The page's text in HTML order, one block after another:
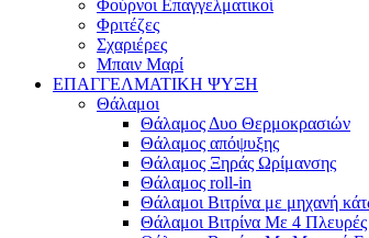
Φούρνοι Επαγγελματικοί
Φριτέζες
Σχαριέρες
Μπαιν Μαρί
ΕΠΑΓΓΕΛΜΑΤΙΚΗ ΨΥΞΗ
Θάλαμοι
Θάλαμος Δυο Θερμοκρασιών
Θάλαμος απόψυξης
Θάλαμος Ξηράς Ωρίμανσης
Θάλαμος roll-in
Θάλαμοι Βιτρίνα με μηχανή
Θάλαμοι Βιτρίνα Με 4 Πλευρές